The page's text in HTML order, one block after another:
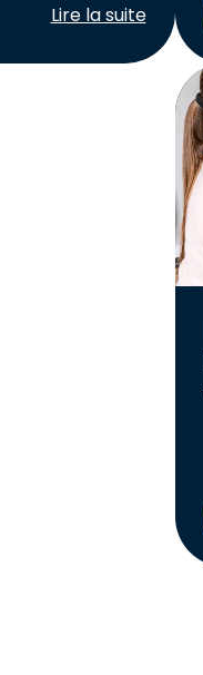
Lire l'article :
Lire la suite